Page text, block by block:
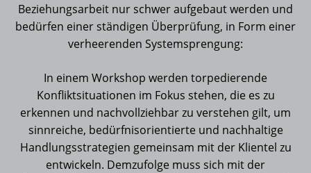
Beziehungsarbeit nur schwer aufgebaut werden und
bedürfen einer ständigen Überprüfung, in Form einer
verheerenden Systemsprengung:
In einem Workshop werden torpedierende
Konfliktsituationen im Fokus stehen, die es zu
erkennen und nachvollziehbar zu verstehen gilt, um
sinnreiche, bedürfnisorientierte und nachhaltige
Handlungsstrategien gemeinsam mit der Klientel zu
entwickeln. Demzufolge muss sich mit der